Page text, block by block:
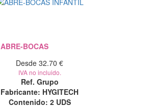
ABRE-BOCAS
Desde 32.70 €
IVA no incluido.
Ref. Grupo
Fabricante: HYGITECH
Contenido: 2 UDS